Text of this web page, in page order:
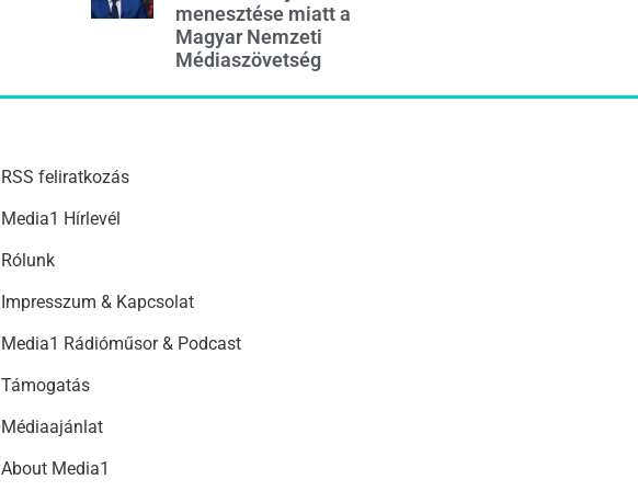
menesztése miatt a
Magyar Nemzeti
Médiaszövetség
RSS feliratkozás
Media1 Hírlevél
Rólunk
Impresszum & Kapcsolat
Media1 Rádióműsor & Podcast
Támogatás
Médiaajánlat
About Media1